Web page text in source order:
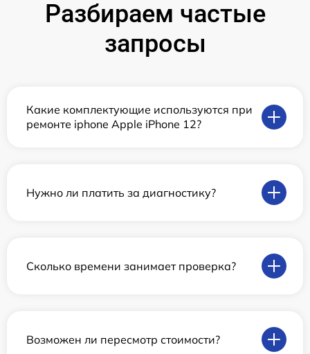
Разбираем частые
запросы
Какие комплектующие используются при
ремонте iphone Apple iPhone 12?
Нужно ли платить за диагностику?
Сколько времени занимает проверка?
Возможен ли пересмотр стоимости?